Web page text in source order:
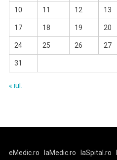
10 11 12 13
17 18 19 20
24 25 26 27
31
« iul.
eMedic.ro laMedic.ro laSpital.ro